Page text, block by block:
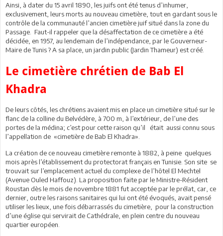
Ainsi, à dater du 15 avril 1890, les juifs ont été tenus d’inhumer,
exclusivement, leurs morts au nouveau cimetière, tout en gardant sous le
contrôle de la communauté l’ancien cimetière juif situé dans la zone du
Passage. Faut-il rappeler que la désaffectation de ce cimetière a été
décidée, en 1957, au lendemain de l’indépendance, par le Gouverneur-
Maire de Tunis ? A sa place, un jardin public (Jardin Thameur) est créé.
Le cimetière chrétien de Bab El
Khadra
De leurs côtés, les chrétiens avaient mis en place un cimetière situé sur le
flanc de la colline du Belvédère, à 700 m, à l’extérieur, de l’une des
portes de la médina; c’est pour cette raison qu’il était aussi connu sous
l’appellation de «cimetière de Bab El Khadra».
La création de ce nouveau cimetière remonte à 1882, à peine quelques
mois après l’établissement du protectorat français en Tunisie. Son site se
trouvait sur l’emplacement actuel du complexe de l’hôtel El Mechtel
(Avenue Ouled Haffouz). La proposition faite par le Ministre-Résident
Roustan dès le mois de novembre 1881 fut acceptée par le prélat, car, ce
dernier, outre les raisons sanitaires qui lui ont été évoqués, avait pensé
utiliser les lieux, une fois débarrassés du cimetière, pour la construction
d’une église qui servirait de Cathédrale, en plein centre du nouveau
quartier européen.